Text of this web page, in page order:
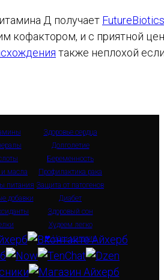
Д получает
кофактором, и с приятной
также неплохой
масла
питания
добавки
Здоровье сердца
Долголетие
Беременность
Профилактика рака
Защита от патогенов
Диабет
Здоровый сон
Худеем легко
❤ Наш магазин